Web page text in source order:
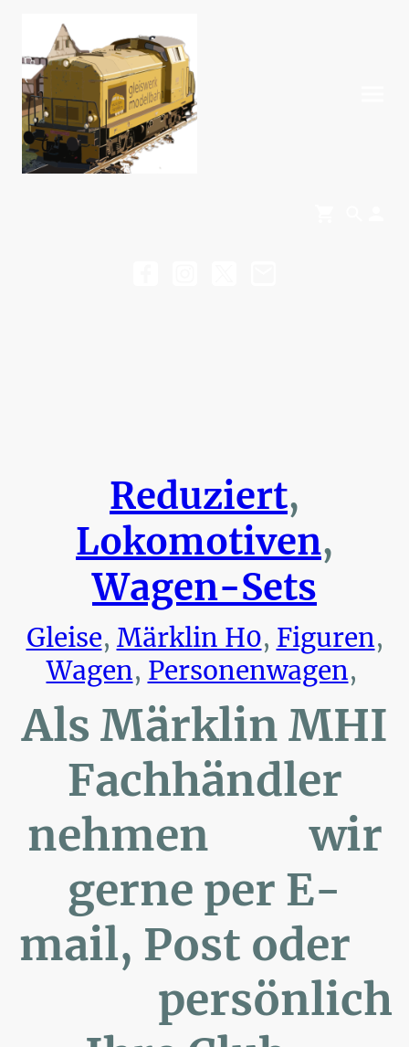
Reduziert,
Lokomotiven,
Wagen-Sets
Gleise, Märklin H0, Figuren,
Wagen, Personenwagen,
Als Märklin MHI
Fachhändler
nehmen wir
gerne per E-
mail, Post oder
persönlich